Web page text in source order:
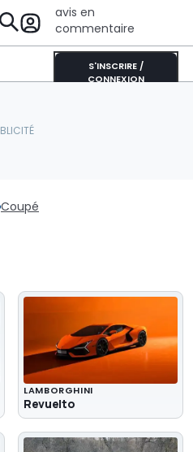
avis en
commentaire
S'INSCRIRE /
CONNEXION
Coupé
LAMBORGHINI
Revuelto